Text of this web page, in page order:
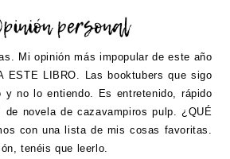
Mi opinión más impopular de este año
ESTE LIBRO. Las booktubers que sigo
y no lo entiendo. Es entretenido, rápido
novela de cazavampiros pulp. ¿QUÉ
con una lista de mis cosas favoritas.
tenéis que leerlo.